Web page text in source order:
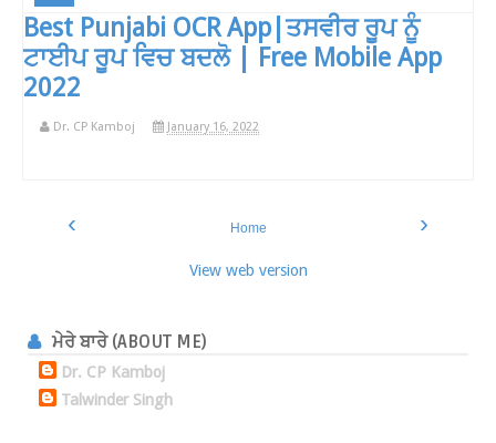
Best Punjabi OCR App|ਤਸਵੀਰ ਰੂਪ ਨੂੰ
ਟਾਈਪ ਰੂਪ ਵਿਚ ਬਦਲੋ | Free Mobile App
2022
Dr. CP Kamboj January 16, 2022
‹ ›
Home
View web version
ਮੇਰੇ ਬਾਰੇ (ABOUT ME)
Dr. CP Kamboj
Talwinder Singh